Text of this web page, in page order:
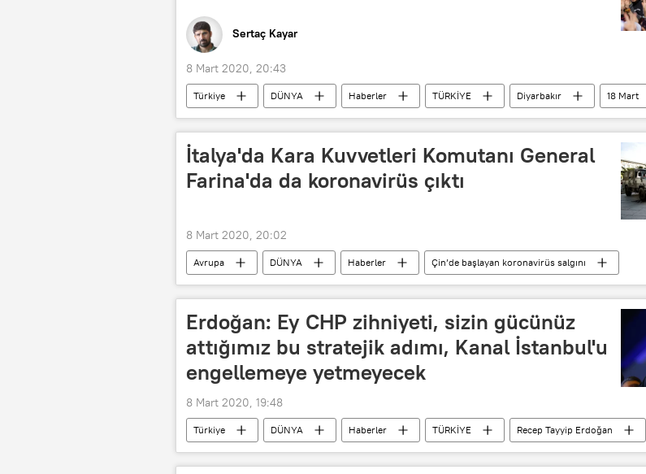
Sertaç Kayar
8 Mart 2020, 20:43
Türkiye DÜNYA Haberler TÜRKİYE Diyarbakır
18 Mart
8 Mart Dünya Kadınlar Günü
HDP Miting
İtalya'da Kara Kuvvetleri Komutanı General
Farina'da da koronavirüs çıktı
8 Mart 2020, 20:02
Avrupa DÜNYA Haberler
Çin’de başlayan koronavirüs salgını
İtalya
Koronavirüs Salgın
Erdoğan: Ey CHP zihniyeti, sizin gücünüz
attığımız bu stratejik adımı, Kanal İstanbul'u
engellemeye yetmeyecek
8 Mart 2020, 19:48
Türkiye DÜNYA Haberler TÜRKİYE
Recep Tayyip Erdoğan
CHP
Kanal İstanbul Projesi Kanal İstanbul